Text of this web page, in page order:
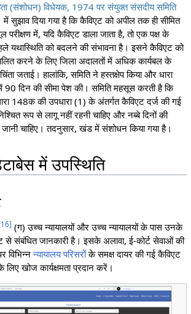
(संशोधन) विधेयक, 1974 पर संयुक्त संसदीय समिति
में सुझाव दिया गया है कि कैविएट को अपील तक ही सीमित
परीक्षण में, यदि कैविएट डाला जाता है, तो एक पक्ष के
यथास्थिति को बदलने की संभावना है। इसने कैविएट को
करने के लिए जिला अदालतों में अधिक कार्यबल के
जताई। हालांकि, समिति ने हस्तक्षेप किया और धारा
दिन की सीमा पेश की। समिति महसूस करती है कि
148क की उपधारा (1) के अंतर्गत कैविएट दर्ज की गई
रूप से लागू नहीं रहनी चाहिए और नब्बे दिनों की
जानी चाहिए। तदनुसार, खंड में संशोधन किया गया है।
में उपस्थिति
16] (ग) उच्च न्यायालयों और उच्च न्यायालयों के पास उनके
से संबंधित जानकारी है। इसके अलावा, ई-कोर्ट सेवाओं की
विभिन्नन्यायालय परिसरोंके समक्ष दायर की गई कैविएट
खोज कार्यक्षमता प्रदान करें।